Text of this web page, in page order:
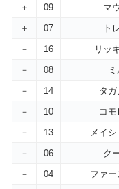
＋
09 マ
＋
07 ト
－
16 リッ
－
08
－
14 タガ
－
10 コ
－
13 メイ
－
06 ク
－
04 ファー